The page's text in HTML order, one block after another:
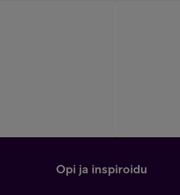
Opi ja inspiroidu